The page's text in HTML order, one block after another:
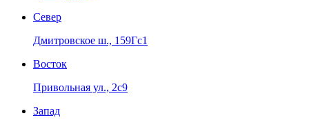
Север
Дмитровское ш., 159Гс1
Восток
Привольная ул., 2с9
Запад